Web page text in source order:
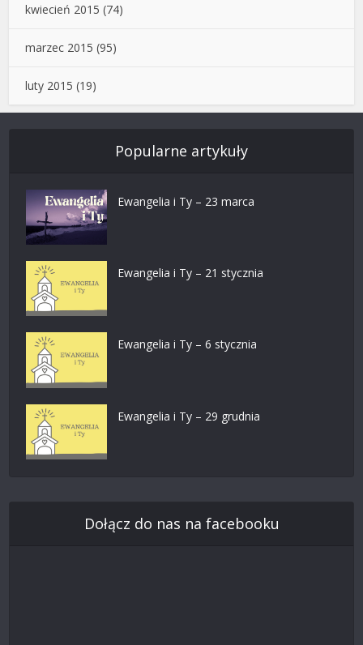
kwiecień 2015 (74)
marzec 2015 (95)
luty 2015 (19)
Popularne artykuły
Ewangelia i Ty – 23 marca
Ewangelia i Ty – 21 stycznia
Ewangelia i Ty – 6 stycznia
Ewangelia i Ty – 29 grudnia
Dołącz do nas na facebooku